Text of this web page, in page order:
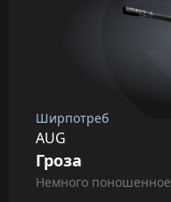
Ширпотреб
AUG
Гроза
Немного поношенное